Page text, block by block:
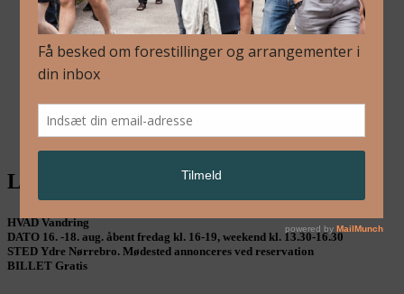
Arkiv
Nyhedsbrev
Kalender
Dansk
LIKE ME – Judith Hofland
HVADVandring
DATO 16. -18. aug. åbent fredag kl. 16-19, weekend kl. 13.30-16.30
STED Ydre Nørrebro. Mødested annonceres ved reservation
BILLET Gratis